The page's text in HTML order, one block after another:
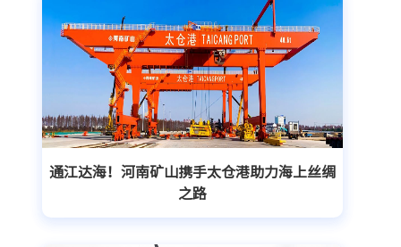
通江达海！河南矿山携手太仓港助力海上丝绸
之路